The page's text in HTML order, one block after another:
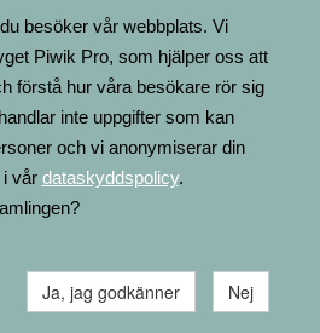
FINLAND
besöker vår webbplats. Vi
Piwik Pro, som hjälper oss att
förstå hur våra besökare rör sig
inte uppgifter som kan
och vi anonymiserar din
i vår dataskyddspolicy.
Ja, jag godkänner Nej